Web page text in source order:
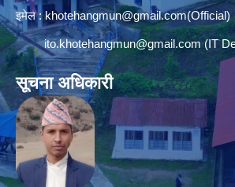
इमेल :khotehangmun@gmail.com(Official)
ito.khotehangmun@gmail.com(IT
सूचना अधिकारी